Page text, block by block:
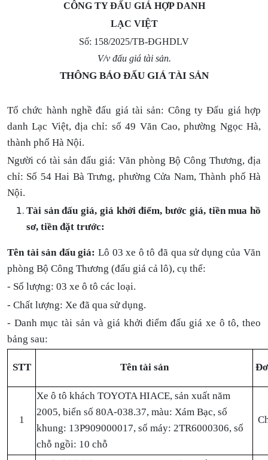
CÔNG TY ĐẤU GIÁ HỢP DANH
LẠC VIỆT
Số: 158/2025/TB-ĐGHDLV
V/v đấu giá tài sản.
THÔNG BÁO ĐẤU GIÁ TÀI SẢN
Tổ chức hành nghề đấu giá tài sản: Công ty Đấu giá hợp
danh Lạc Việt, địa chỉ: số 49 Văn Cao, phường Ngọc Hà,
thành phố Hà Nội.
Người có tài sản đấu giá: Văn phòng Bộ Công Thương, địa
chỉ: Số 54 Hai Bà Trưng, phường Cửa Nam, Thành phố Hà
Nội.
Tài sản đấu giá, giá khởi điểm, bước giá, tiền mua hồ
sơ, tiền đặt trước:
Tên tài sản đấu giá: Lô 03 xe ô tô đã qua sử dụng của Văn
phòng Bộ Công Thương (đấu giá cả lô), cụ thể:
- Số lượng: 03 xe ô tô các loại.
- Chất lượng: Xe đã qua sử dụng.
- Danh mục tài sản và giá khởi điểm đấu giá xe ô tô, theo
bảng sau:
STT Tên tài sản
1
Xe ô tô khách TOYOTA HIACE, sản xuất năm
2005, biển số 80A-038.37, màu: Xám Bạc, số
khung: 13P909000017, số máy: 2TR6000306, số
chỗ ngồi: 10 chỗ